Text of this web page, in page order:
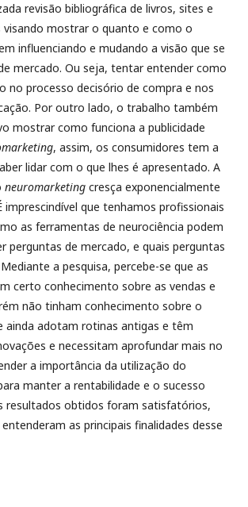
revisão bibliográfica de livros, sites e
mostrar o quanto e como o
influenciando e mudando a visão que se
mercado. Ou seja, tentar entender como
no processo decisório de compra e nos
Por outro lado, o trabalho também
mostrar como funciona a publicidade
, assim, os consumidores tem a
lidar com o que lhes é apresentado. A
neuromarketing cresça exponencialmente
imprescindível que tenhamos profissionais
as ferramentas de neurociência podem
perguntas de mercado, e quais perguntas
a pesquisa, percebe-se que as
certo conhecimento sobre as vendas e
não tinham conhecimento sobre o
ainda adotam rotinas antigas e têm
e necessitam aprofundar mais no
a importância da utilização do
manter a rentabilidade e o sucesso
resultados obtidos foram satisfatórios,
as principais finalidades desse